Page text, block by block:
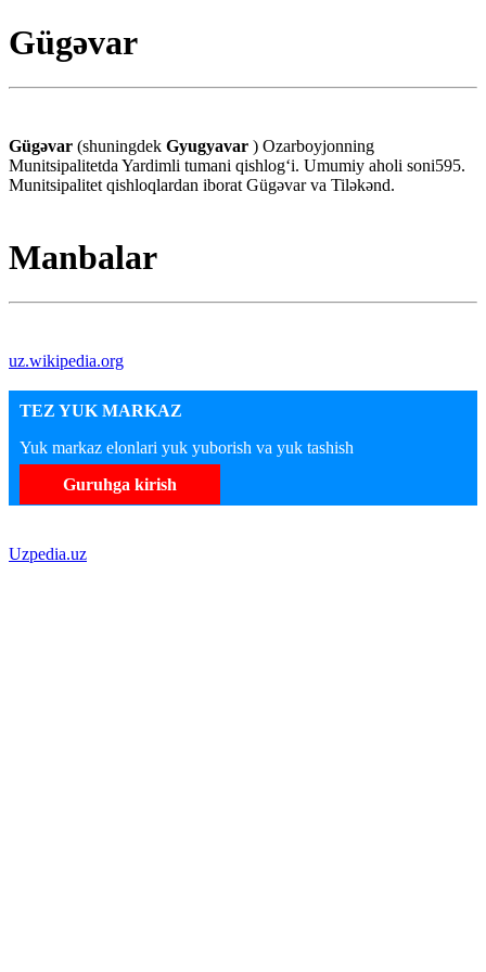
Gügəvar
Gügəvar (shuningdek Gyugyavar ) Ozarboyjonning
Munitsipalitetda Yardimli tumani qishlogʻi. Umumiy aholi soni595.
Munitsipalitet qishloqlardan iborat Gügəvar va Tiləkənd.
Manbalar
uz.wikipedia.org
TEZ YUK MARKAZ
Yuk markaz elonlari yuk yuborish va yuk tashish
Guruhga kirish
Uzpedia.uz